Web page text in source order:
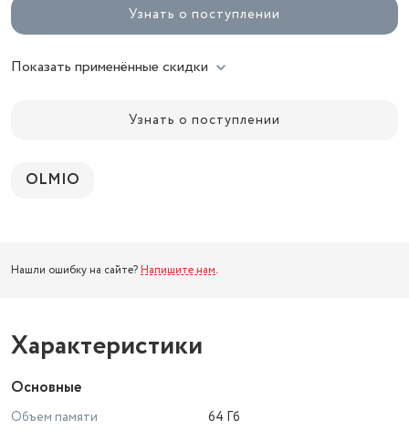
Узнать о поступлении
Показать применённые скидки
Узнать о поступлении
OLMIO
Нашли ошибку на сайте? Напишите нам.
Характеристики
Основные
Объем памяти
64 Гб